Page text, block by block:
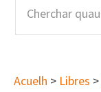
Acuelh > Libres >